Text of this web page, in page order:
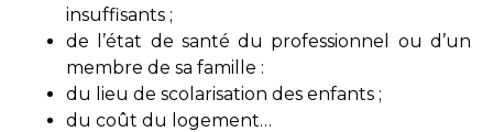
insuffisants ;
de l’état de santé du professionnel ou d’un
membre de sa famille :
du lieu de scolarisation des enfants ;
du coût du logement…